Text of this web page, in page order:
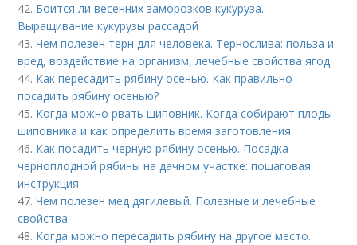
42. Боится ли весенних заморозков кукуруза.
Выращивание кукурузы рассадой
43.Чем полезен терн для человека. Тернослива: польза и
вред, воздействие на организм, лечебные свойства ягод
44. Как пересадить рябину осенью. Как правильно
посадить рябину осенью?
45. Когда можно рвать шиповник. Когда собирают плоды
шиповника и как определить время заготовления
46. Как посадить черную рябину осенью. Посадка
черноплодной рябины на дачном участке: пошаговая
инструкция
47.Чем полезен мед дягилевый. Полезные и лечебные
свойства
48. Когда можно пересадить рябину на другое место.